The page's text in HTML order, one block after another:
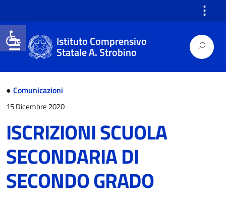
Open toolbar
⋮
Istituto Comprensivo
Statale A. Strobino
● Comunicazioni
15 Dicembre 2020
ISCRIZIONI SCUOLA
SECONDARIA DI
SECONDO GRADO